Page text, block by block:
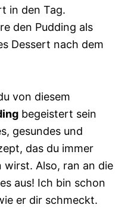
in den Tag.
den Pudding als
Dessert nach dem
von diesem
begeistert sein
gesundes und
das du immer
Also, ran an die
aus! Ich bin schon
er dir schmeckt.